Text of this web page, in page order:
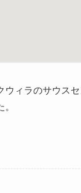
ィラのサウス